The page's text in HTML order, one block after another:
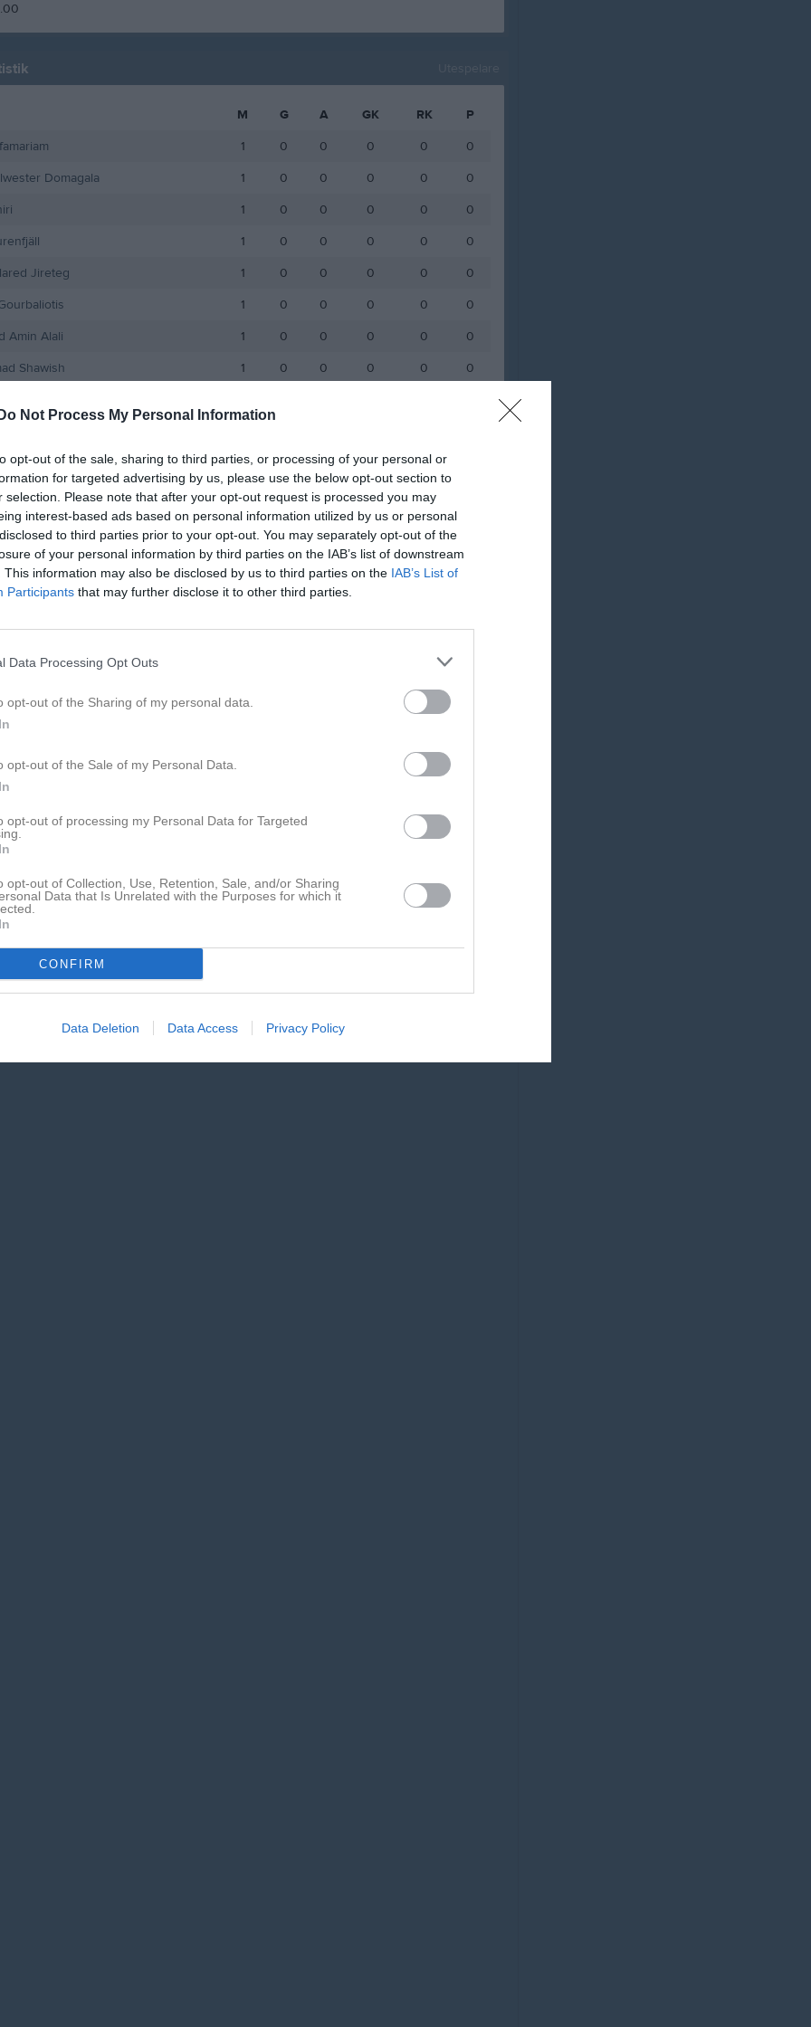
Do Not Process My Personal Information
opt-out of the sale, sharing to third parties, or processing of your personal or
for targeted advertising by us, please use the below opt-out section to
selection. Please note that after your opt-out request is processed you may
interest-based ads based on personal information utilized by us or personal
to third parties prior to your opt-out. You may separately opt-out of the
of your personal information by third parties on the IAB’s list of downstream
This information may also be disclosed by us to third parties on the IAB’s List of
Participants that may further disclose it to other third parties.
Data Processing Opt Outs
opt-out of the Sharing of my personal data.
opt-out of the Sale of my Personal Data.
opt-out of processing my Personal Data for Targeted
opt-out of Collection, Use, Retention, Sale, and/or Sharing
Data that Is Unrelated with the Purposes for which it
CONFIRM
Data Deletion Data Access Privacy Policy
M G A GK RK
P
1 0 0 0 0
0
Domagala
1 0 0 0 0
0
1 0 0 0 0
0
1 0 0 0 0
0
Jireteg
1 0 0 0 0
0
1 0 0 0 0
0
Amin Alali
1 0 0 0 0
0
Shawish
1 0 0 0 0
0
matcher G Mål A Assist GK Gula kort RK Röda kort P Poäng
Målvakter
M G A S IM
matcher G Mål A Assist Skott på mål
Gula kort